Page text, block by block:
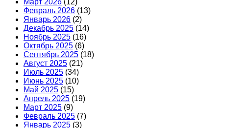
Март 2026 (12)
Февраль 2026 (13)
Январь 2026 (2)
Декабрь 2025 (14)
Ноябрь 2025 (16)
Октябрь 2025 (6)
Сентябрь 2025 (18)
Август 2025 (21)
Июль 2025 (34)
Июнь 2025 (10)
Май 2025 (15)
Апрель 2025 (19)
Март 2025 (9)
Февраль 2025 (7)
Январь 2025 (3)